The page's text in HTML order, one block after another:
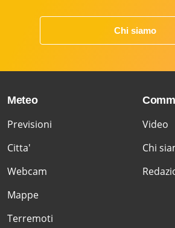
Chi siamo
Meteo
Previsioni
Citta'
Webcam
Mappe
Terremoti
Video
Chi